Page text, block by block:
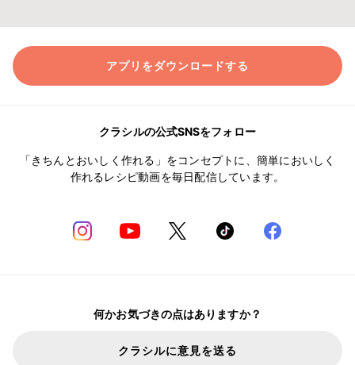
アプリをダウンロードする
クラシルの公式SNSをフォロー
「きちんとおいしく作れる」をコンセプトに、簡単においしく
作れるレシピ動画を毎日配信しています。
何かお気づきの点はありますか？
クラシルに意見を送る